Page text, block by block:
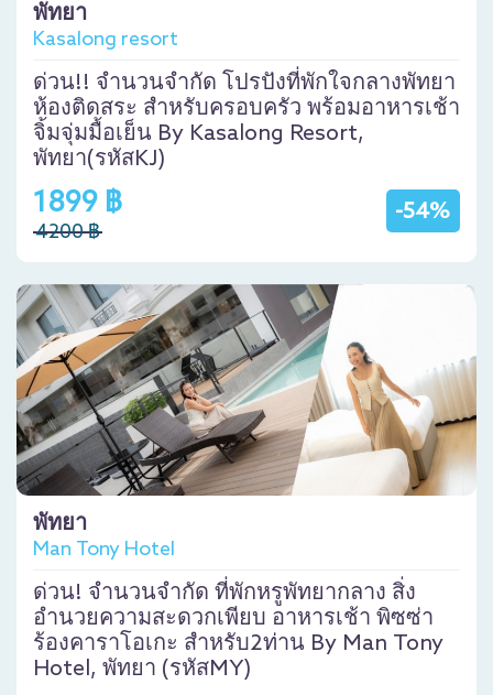
พัทยา
Kasalong resort
ด่วน!! จำนวนจำกัด โปรปังที่พักใจกลางพัทยา
ห้องติดสระ สำหรับครอบครัว พร้อมอาหารเช้า
จิ้มจุ่มมื้อเย็น By Kasalong Resort,
พัทยา(รหัสKJ)
-54%
1899 ฿
4200 ฿
พัทยา
Man Tony Hotel
ด่วน! จำนวนจำกัด ที่พักหรูพัทยากลาง สิ่ง
อำนวยความสะดวกเพียบ อาหารเช้า พิซซ่า
ร้องคาราโอเกะ สำหรับ2ท่าน By Man Tony
Hotel, พัทยา (รหัสMY)